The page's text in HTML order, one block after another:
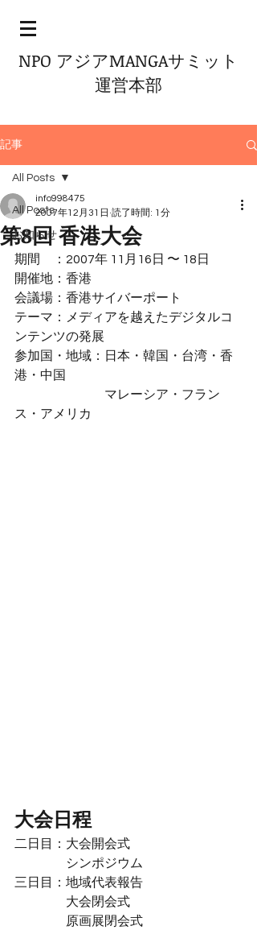
NPO アジアMANGAサミット
運営本部
記事
All Posts
お知らせ
All Posts
第8回 香港大会
info998475
2007年12月31日 読了時間: 1分
期間　：2007年 11月16日 〜 18日
開催地：香港
会議場：香港サイバーポート
テーマ：メディアを越えたデジタルコ
ンテンツの発展
参加国・地域：日本・韓国・台湾・香
港・中国
マレーシア・フラン
ス・アメリカ
大会日程
二日目：大会開会式
シンポジウム
三日目：地域代表報告
大会閉会式
原画展閉会式